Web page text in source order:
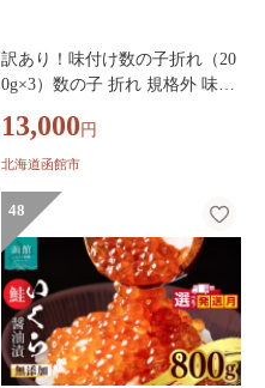
訳あり！味付け数の子折れ（20
0g×3）数の子 折れ 規格外 味は
ッピング 数の子 魚卵 ごはんの
お供 和え物 アレンジ 正月 魚介
お取り寄せグルメ 北海道 函館
市 送料無料_HD109-022
13,000 円
北海道函館市
48